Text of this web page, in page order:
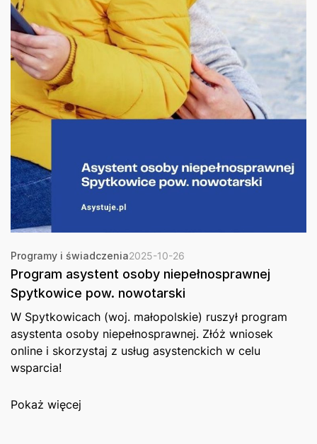
Programy i świadczenia2025-10-26
Program asystent osoby niepełnosprawnej
Spytkowice pow. nowotarski
W Spytkowicach (woj. małopolskie) ruszył program
asystenta osoby niepełnosprawnej. Złóż wniosek
online i skorzystaj z usług asystenckich w celu
wsparcia!
Pokaż więcej